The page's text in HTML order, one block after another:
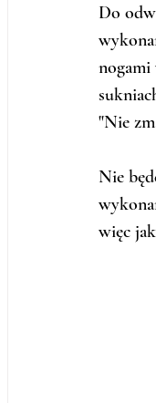
Do
nogami
"Nie
Nie
więc